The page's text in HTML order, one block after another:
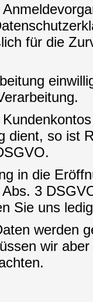
für die
dient, so ist
in die
3
Sie uns
werden
wir